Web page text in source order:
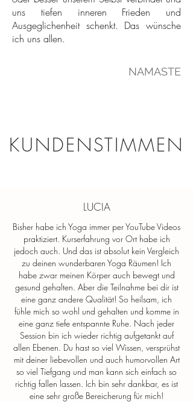
HATHA YOGA PRÄVENTION
Gönn dir eine Auszeit:
Dieser Kurs unterstützt dich wieder in
deine innere und äußere Balance zu
kommen. Gezielte Impulse bringen dich
in einen tiefen inneren Dialog mit deiner
individuellen Thematik. Ziel ist es, dich
körperlich und seelisch wieder in Einklang
zu bringen.
*von den Krankenkassen anerkannt
uns tiefen inneren Frieden und
Ausgeglichenheit schenkt. Das wünsche
ich uns allen.
NAMASTE
KUNDENSTIMMEN
LUCIA
Bisher habe ich Yoga immer per YouTube Videos
praktiziert. Kurserfahrung vor Ort habe ich
jedoch auch. Und das ist absolut kein Vergleich
zu deinen wunderbaren Yoga Räumen! Ich
habe zwar meinen Körper auch bewegt und
gesund gehalten. Aber die Teilnahme bei dir ist
eine ganz andere Qualität! So heilsam, ich
fühle mich so wohl und gehalten und komme in
eine ganz tiefe entspannte Ruhe. Nach jeder
Session bin ich wieder richtig aufgetankt auf
allen Ebenen. Du hast so viel Wissen, versprühst
mit deiner liebevollen und auch humorvollen Art
so viel Tiefgang und man kann sich einfach so
richtig fallen lassen. Ich bin sehr dankbar, es ist
eine sehr große Bereicherung für mich!